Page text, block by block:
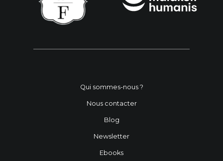
Qui sommes-nous ?
Nous contacter
Blog
Newsletter
Ebooks